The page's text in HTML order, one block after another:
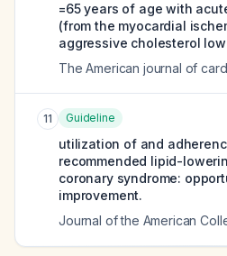
=65 years of age with
(from the myocardial
aggressive cholesterol
The American journal of
11 Guideline
utilization of and
recommended lipid-
coronary syndrome:
improvement.
Journal of the American